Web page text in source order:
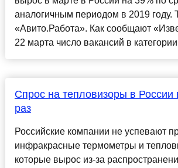
аналогичным периодом в 2019 году.
«Авито.Работа». Как сообщают
22 марта число вакансий в
Спрос на тепловизоры в России
раз
Российские компании не успевают
инфракрасные термометры и
которые вырос из-за